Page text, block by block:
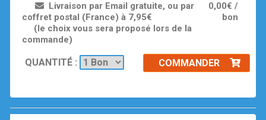
Livraison par Email gratuite, ou par
coffret postal (France) à 7,95€
(le choix vous sera proposé lors de la
commande)
0,00€ /
bon
QUANTITÉ : COMMANDER